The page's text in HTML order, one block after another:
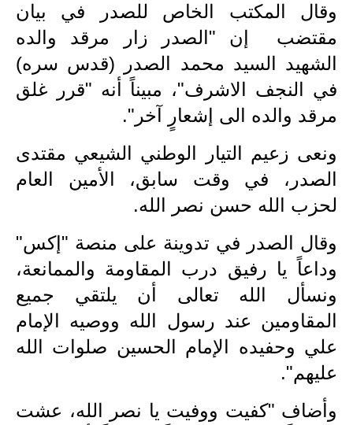
المدارس
اخبار وقرارات وزارة التربية
نتائج الامتحانات
المرحلة الابتدائية
المرحلة المتوسطة
المرحلة الاعدادية
اسئلة وزارية
المرحلة الابتدائية
المرحلة المتوسطة
المرحلة الاعدادية
المرحلة الابتدائية
وقال المكتب الخاص للصدر في بيان
مقتضب إن "الصدر زار مرقد والده
الشهيد السيد محمد الصدر (قدس سره)
في النجف الاشرف"، مبيناً أنه "قرر غلق
مرقد والده الى إشعارٍ آخر".
ونعى زعيم التيار الوطني الشيعي مقتدى
الصدر، في وقت سابق، الأمين العام
لحزب الله حسن نصر الله.
وقال الصدر في تدوينة على منصة "إكس"
وداعاً يا رفيق درب المقاومة والممانعة،
ونسأل الله تعالى أن يلتقي جميع
المقاومين عند رسول الله ووصيه الإمام
علي وحفيده الإمام الحسين صلوات الله
عليهم".
وأضاف "كفيت ووفيت يا نصر الله، عشت